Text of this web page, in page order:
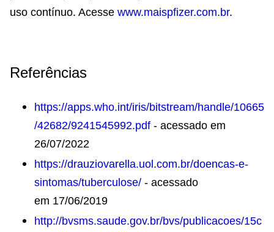
uso contínuo. Acesse www.maispfizer.com.br.
Referências
https://apps.who.int/iris/bitstream/handle/10665
/42682/9241545992.pdf - acessado em
26/07/2022
https://drauziovarella.uol.com.br/doencas-e-
sintomas/tuberculose/ - acessado
em 17/06/2019
http://bvsms.saude.gov.br/bvs/publicacoes/15c